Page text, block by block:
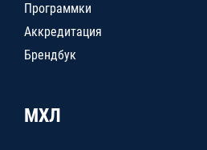
Программки
Аккредитация
Брендбук
МХЛ